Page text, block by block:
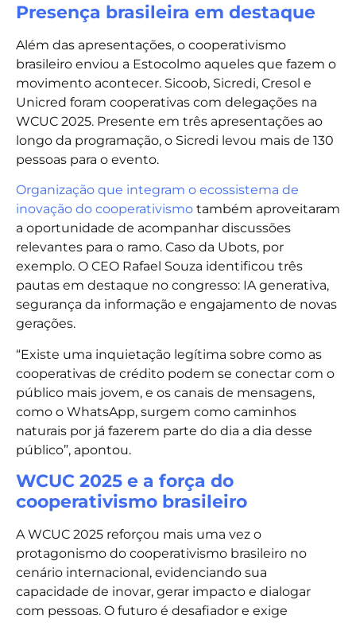
Presença brasileira em destaque
Além das apresentações, o cooperativismo
brasileiro enviou a Estocolmo aqueles que fazem o
movimento acontecer. Sicoob, Sicredi, Cresol e
Unicred foram cooperativas com delegações na
WCUC 2025. Presente em três apresentações ao
longo da programação, o Sicredi levou mais de 130
pessoas para o evento.
Organização que integram o ecossistema de
inovação do cooperativismo também aproveitaram
a oportunidade de acompanhar discussões
relevantes para o ramo. Caso da Ubots, por
exemplo. O CEO Rafael Souza identificou três
pautas em destaque no congresso: IA generativa,
segurança da informação e engajamento de novas
gerações.
“Existe uma inquietação legítima sobre como as
cooperativas de crédito podem se conectar com o
público mais jovem, e os canais de mensagens,
como o WhatsApp, surgem como caminhos
naturais por já fazerem parte do dia a dia desse
público”, apontou.
WCUC 2025 e a força do
cooperativismo brasileiro
A WCUC 2025 reforçou mais uma vez o
protagonismo do cooperativismo brasileiro no
cenário internacional, evidenciando sua
capacidade de inovar, gerar impacto e dialogar
com pessoas. O futuro é desafiador e exige